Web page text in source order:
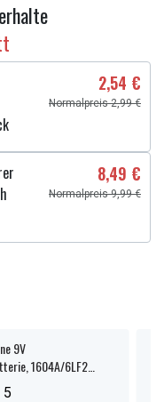
2,54 €
Normalpreis 2,99 €
8,49 €
Normalpreis 9,99 €
9V
1604A/6LF22,
5